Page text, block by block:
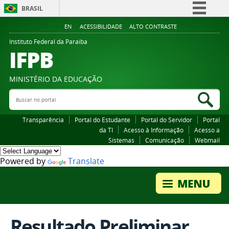
BRASIL
Simplifique!
Legislação
EN ACESSIBILIDADE ALTO CONTRASTE
Instituto Federal da Paraiba
IFPB
MINISTÉRIO DA EDUCAÇÃO
Buscar no portal
Transparência Portal do Estudante Portal do Servidor
Portal
da TI
Acesso à Informação
Acesso a
Sistemas
Comunicação Webmail
Powered by Translate